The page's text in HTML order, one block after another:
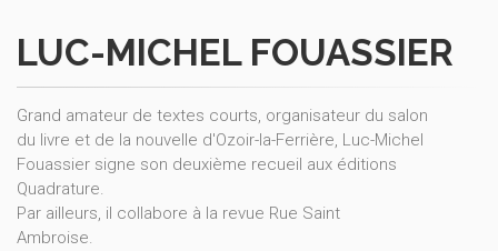
LUC-MICHEL FOUASSIER
Grand amateur de textes courts, organisateur du salon
du livre et de la nouvelle d'Ozoir-la-Ferrière, Luc-Michel
Fouassier signe son deuxième recueil aux éditions
Quadrature.
Par ailleurs, il collabore à la revue Rue Saint
Ambroise.